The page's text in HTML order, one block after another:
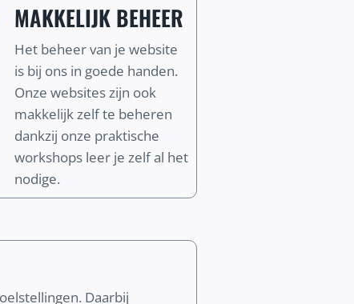
MAKKELIJK BEHEER
Het beheer van je website
is bij ons in goede handen.
Onze websites zijn ook
makkelijk zelf te beheren
dankzij onze praktische
workshops leer je zelf al het
nodige.
Daarbij